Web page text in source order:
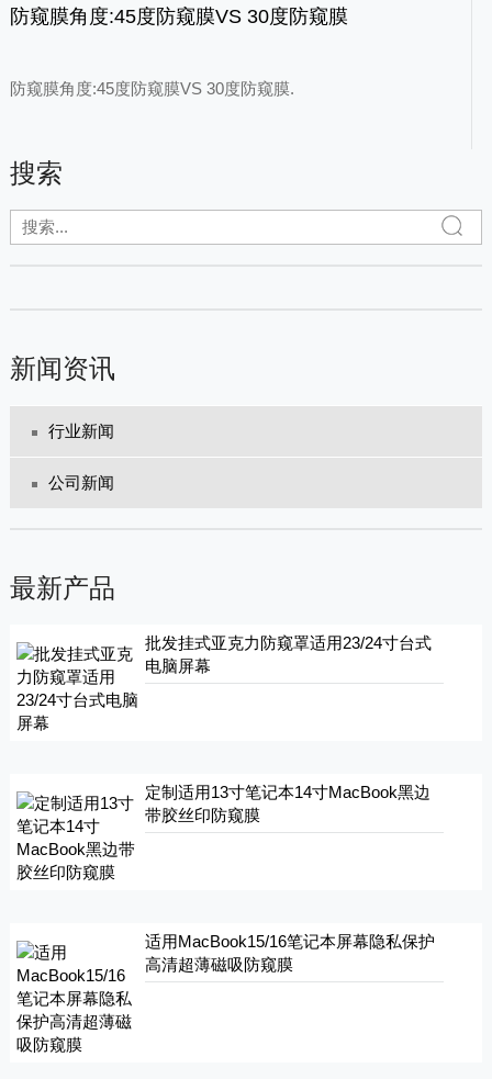
防窥膜角度:45度防窥膜VS 30度防窥膜
防窥膜角度:45度防窥膜VS 30度防窥膜.
搜索
新闻资讯
行业新闻
公司新闻
最新产品
批发挂式亚克力防窥罩适用23/24寸台式
电脑屏幕
定制适用13寸笔记本14寸MacBook黑边
带胶丝印防窥膜
适用MacBook15/16笔记本屏幕隐私保护
高清超薄磁吸防窥膜